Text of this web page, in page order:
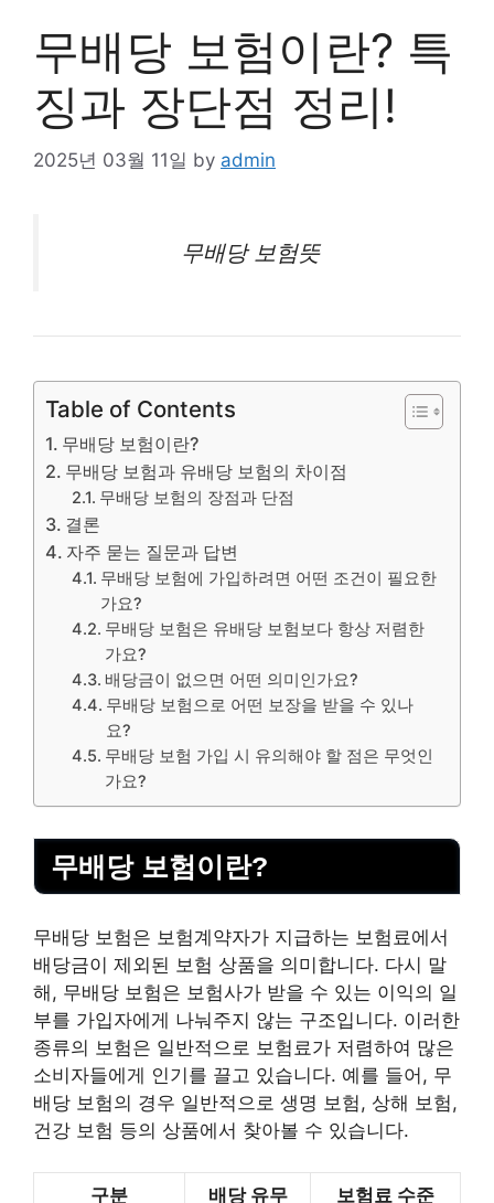
무배당 보험이란? 특
징과 장단점 정리!
2025년 03월 11일 by admin
무배당 보험뜻
Table of Contents
무배당 보험이란?
무배당 보험과 유배당 보험의 차이점
무배당 보험의 장점과 단점
결론
자주 묻는 질문과 답변
무배당 보험에 가입하려면 어떤 조건이 필요한
가요?
무배당 보험은 유배당 보험보다 항상 저렴한
가요?
배당금이 없으면 어떤 의미인가요?
무배당 보험으로 어떤 보장을 받을 수 있나
요?
무배당 보험 가입 시 유의해야 할 점은 무엇인
가요?
무배당 보험이란?
무배당 보험은 보험계약자가 지급하는 보험료에서
배당금이 제외된 보험 상품을 의미합니다. 다시 말
해, 무배당 보험은 보험사가 받을 수 있는 이익의 일
부를 가입자에게 나눠주지 않는 구조입니다. 이러한
종류의 보험은 일반적으로 보험료가 저렴하여 많은
소비자들에게 인기를 끌고 있습니다. 예를 들어, 무
배당 보험의 경우 일반적으로 생명 보험, 상해 보험,
건강 보험 등의 상품에서 찾아볼 수 있습니다.
구분 배당 유무 보험료 수준